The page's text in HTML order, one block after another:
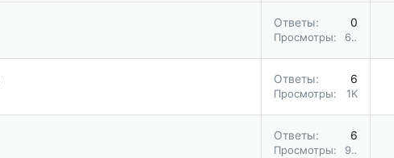
Ответы 0
Просмотры 645
Ответы 6
Просмотры 1K
Ответы 6
Просмотры 975